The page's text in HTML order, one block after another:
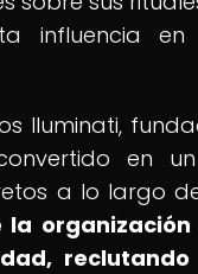
influencia
Iluminati,
en
a lo largo
la
reclutando